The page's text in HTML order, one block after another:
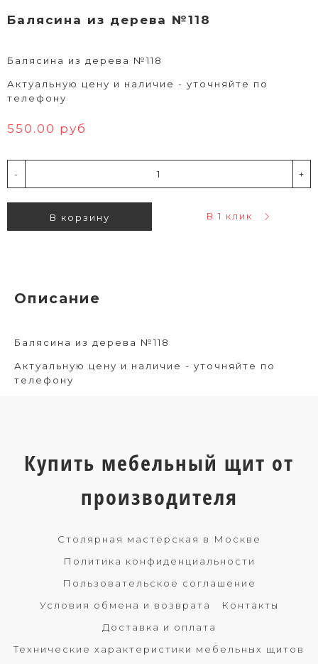
Балясина из дерева №118
Балясина из дерева №118
Актуальную цену и наличие - уточняйте по
телефону
550.00 руб
- +
В корзину В 1 клик
Описание
Балясина из дерева №118
Актуальную цену и наличие - уточняйте по
телефону
Купить мебельный щит от
производителя
Столярная мастерская в Москве
Политика конфиденциальности
Пользовательское соглашение
Условия обмена и возврата
Контакты
Доставка и оплата
Технические характеристики мебельных щитов